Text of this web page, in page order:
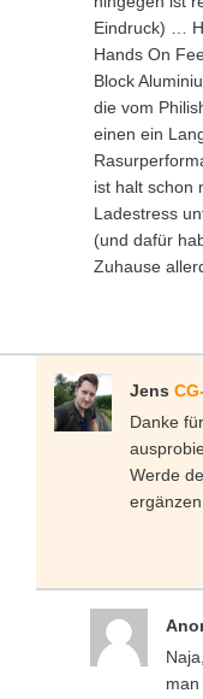
Eindruck) …
Hands On
Block
die vom
einen ein
ist halt schon
Ladestress
(und dafür
Zuhause
Jens
Danke
Werde